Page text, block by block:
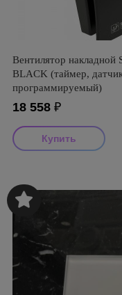
Вентилятор
BLACK (таймер,
программируемый)
18 558 ₽